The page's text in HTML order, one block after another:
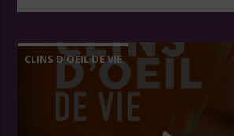
CLINS D’OEIL DE VIE